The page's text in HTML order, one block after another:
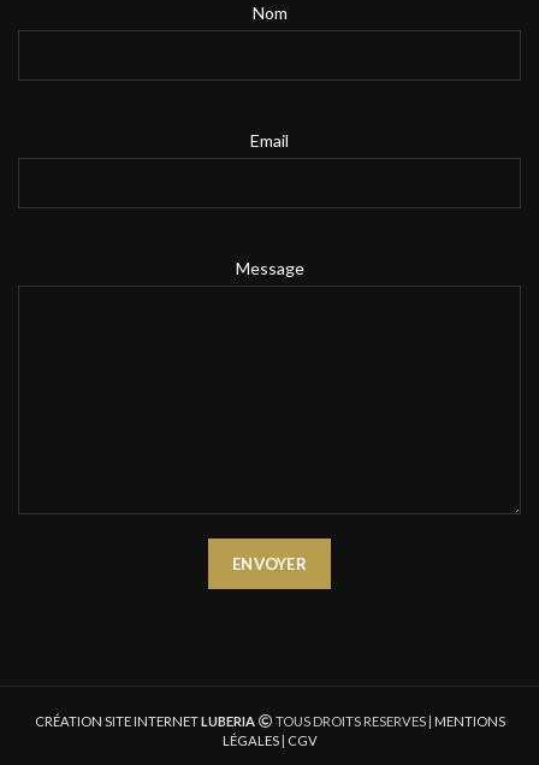
Nom
Email
Message
CRÉATION SITE INTERNETLUBERIA TOUS DROITS RESERVES | MENTIONS
LÉGALES| CGV